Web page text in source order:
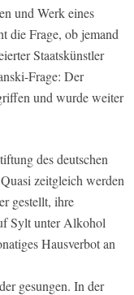
und Werk eines
die Frage, ob jemand
Staatskünstler
Frage: Der
und wurde weiter
des deutschen
zeitgleich werden
gestellt, ihre
Sylt unter Alkohol
Hausverbot an
gesungen. In der